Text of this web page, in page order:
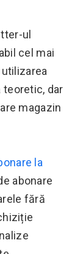
ul
cel mai
teoretic, dar
magazin
la
abonare
fără